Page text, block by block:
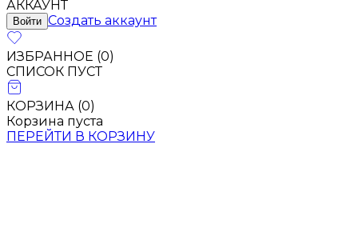
АККАУНТ
Войти Создать аккаунт
ИЗБРАННОЕ (0)
СПИСОК ПУСТ
КОРЗИНА (0)
Корзина пуста
ПЕРЕЙТИ В КОРЗИНУ